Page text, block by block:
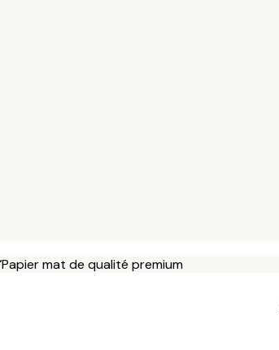
Papier mat de qualité premium